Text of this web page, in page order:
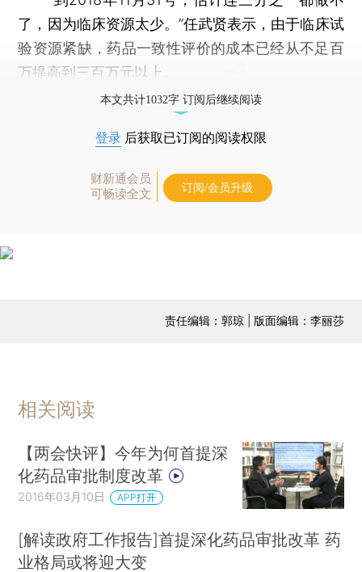
了，因为临床资源太少。”任武贤表示，由于临床试
验资源紧缺，药品一致性评价的成本已经从不足百
万提高到三百万元以上。
本文共计1032字 订阅后继续阅读
登录 后获取已订阅的阅读权限
财新通会员
可畅读全文
订阅/会员升级
责任编辑：郭琼 | 版面编辑：李丽莎
相关阅读
【两会快评】今年为何首提深
化药品审批制度改革
2016年03月10日 APP打开
[解读政府工作报告]首提深化药品审批改革 药
业格局或将迎大变